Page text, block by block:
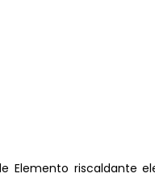
Elemento riscaldante